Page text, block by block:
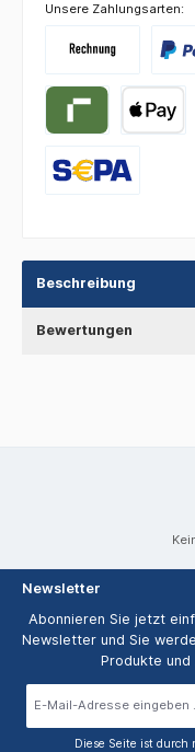
Unsere Zahlungsarten:
Beschreibung
Bewertungen
Newsletter
Abonnieren Sie jetzt
Newsletter und Sie
Produkte
Diese Seite ist durch